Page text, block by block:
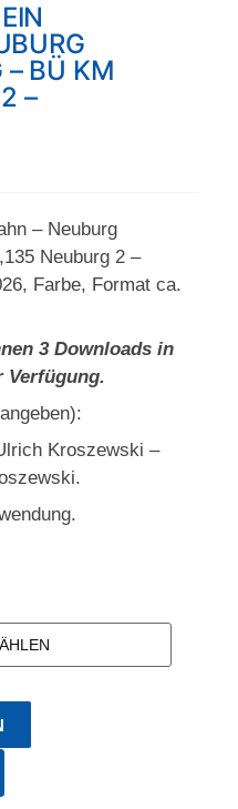
– BÜ KM
–
– Neuburg
Neuburg 2 –
Farbe, Format ca.
3 Downloads in
Verfügung.
Kroszewski –